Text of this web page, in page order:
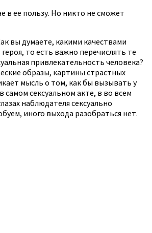
в ее пользу. Но никто не сможет
вы думаете, какими качествами
то есть важно перечислять те
привлекательность человека?
образы, картины страстных
мысль о том, как бы вызывать у
сексуальном акте, в во всем
наблюдателя сексуально
иного выхода разобраться нет.